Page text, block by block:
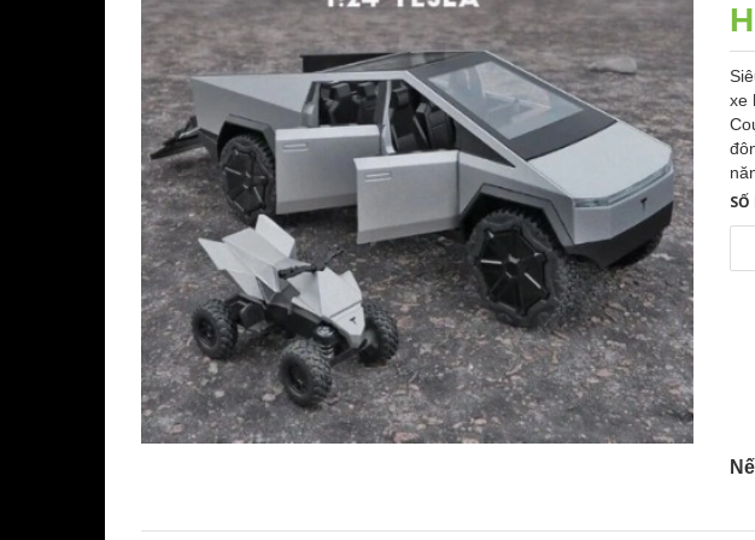
xe